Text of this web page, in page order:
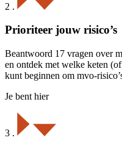
2 .
Prioriteer jouw risico’s
Beantwoord 17 vragen over
en ontdek met welke keten
kunt beginnen om mvo-
Je bent hier
3 .